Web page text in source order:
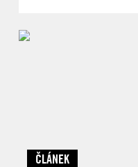
ČLÁNEK